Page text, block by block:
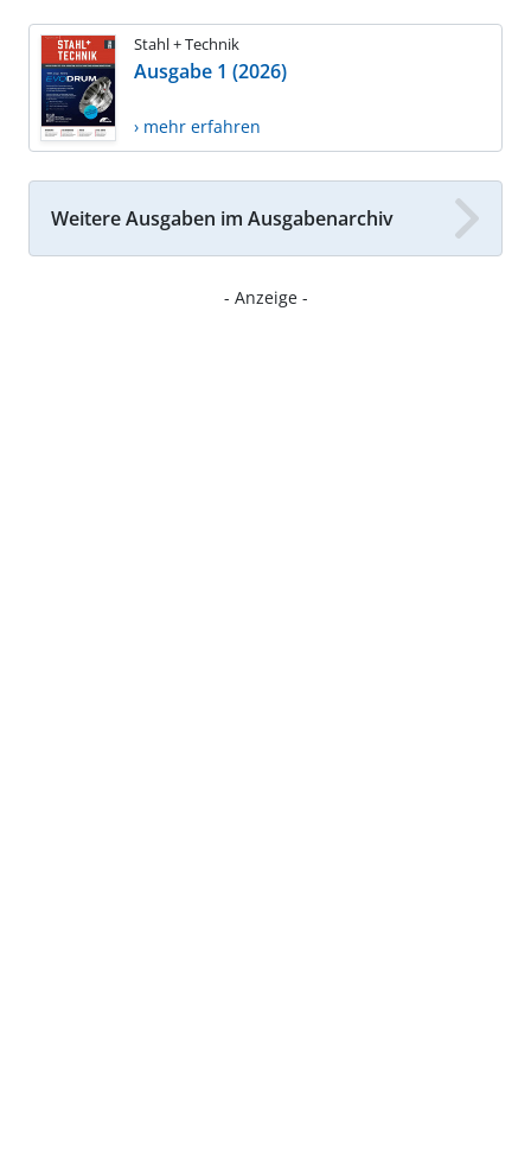
Stahl + Technik
Ausgabe 1 (2026)
› mehr erfahren
Weitere Ausgaben im Ausgabenarchiv
- Anzeige -